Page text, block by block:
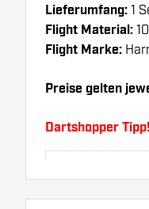
Lieferumfang: 1
Flight Material:
Flight Marke:
Preise gelten
Dartshopper Tipp!